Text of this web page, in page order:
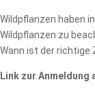
Wildpflanzen haben
Wildpflanzen zu
Wann ist der richtige
Link zur